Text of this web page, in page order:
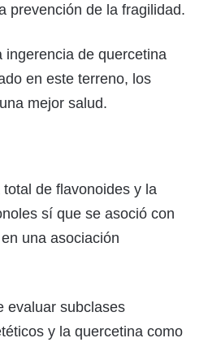
prevención de la fragilidad.
ingerencia de quercetina
en este terreno, los
mejor salud.
de flavonoides y la
sí que se asoció con
una asociación
evaluar subclases
y la quercetina como